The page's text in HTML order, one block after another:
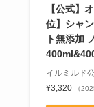
【公式】
位】シャ
ト無添加
イルミルド
¥3,320
（